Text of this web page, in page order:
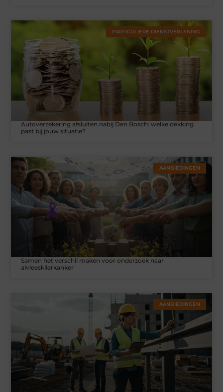
PARTICULIERE DIENSTVERLENING
Autoverzekering afsluiten nabij Den Bosch: welke dekking
past bij jouw situatie?
AANBIEDINGEN
Samen het verschil maken voor onderzoek naar
alvleesklierkanker
AANBIEDINGEN